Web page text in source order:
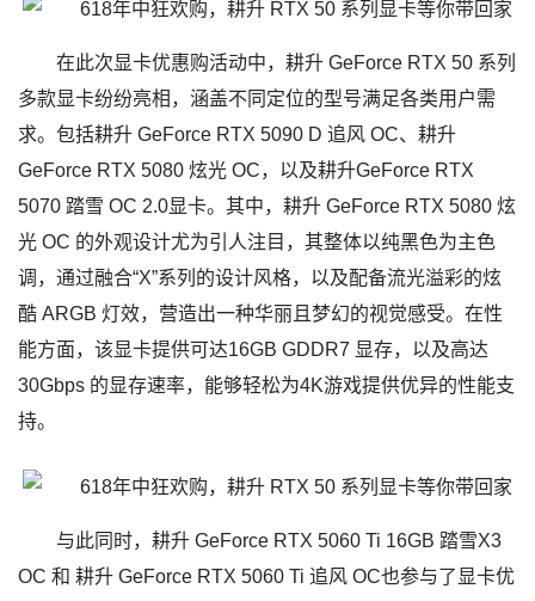
在此次显卡优惠购活动中，耕升 GeForce RTX 50 系列
多款显卡纷纷亮相，涵盖不同定位的型号满足各类用户需
求。包括耕升 GeForce RTX 5090 D 追风 OC、耕升
GeForce RTX 5080 炫光 OC，以及耕升GeForce RTX
5070 踏雪 OC 2.0显卡。其中，耕升 GeForce RTX 5080 炫
光 OC 的外观设计尤为引人注目，其整体以纯黑色为主色
调，通过融合“X”系列的设计风格，以及配备流光溢彩的炫
酷 ARGB 灯效，营造出一种华丽且梦幻的视觉感受。在性
能方面，该显卡提供可达16GB GDDR7 显存，以及高达
30Gbps 的显存速率，能够轻松为4K游戏提供优异的性能支
持。
与此同时，耕升 GeForce RTX 5060 Ti 16GB 踏雪X3
OC 和 耕升 GeForce RTX 5060 Ti 追风 OC也参与了显卡优